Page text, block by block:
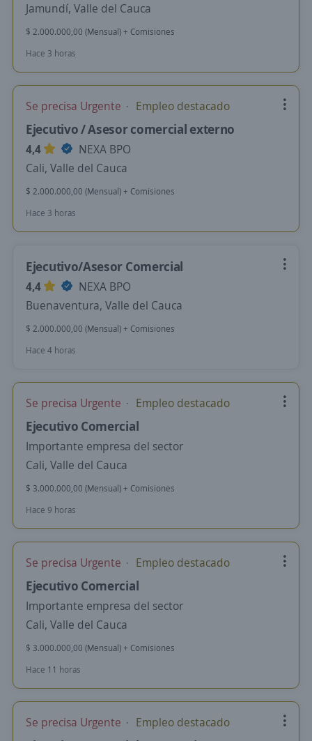
Jamundí, Valle del Cauca
$ 2.000.000,00 (Mensual) + Comisiones
Hace 3 horas
Se precisa Urgente Empleo destacado
Ejecutivo / Asesor comercial externo
4,4
NEXA BPO
Cali, Valle del Cauca
$ 2.000.000,00 (Mensual) + Comisiones
Hace 3 horas
Ejecutivo/Asesor Comercial
4,4
NEXA BPO
Buenaventura, Valle del Cauca
$ 2.000.000,00 (Mensual) + Comisiones
Hace 4 horas
Se precisa Urgente Empleo destacado
Ejecutivo Comercial
Importante empresa del sector
Cali, Valle del Cauca
$ 3.000.000,00 (Mensual) + Comisiones
Hace 9 horas
Se precisa Urgente Empleo destacado
Ejecutivo Comercial
Importante empresa del sector
Cali, Valle del Cauca
$ 3.000.000,00 (Mensual) + Comisiones
Hace 11 horas
Se precisa Urgente Empleo destacado